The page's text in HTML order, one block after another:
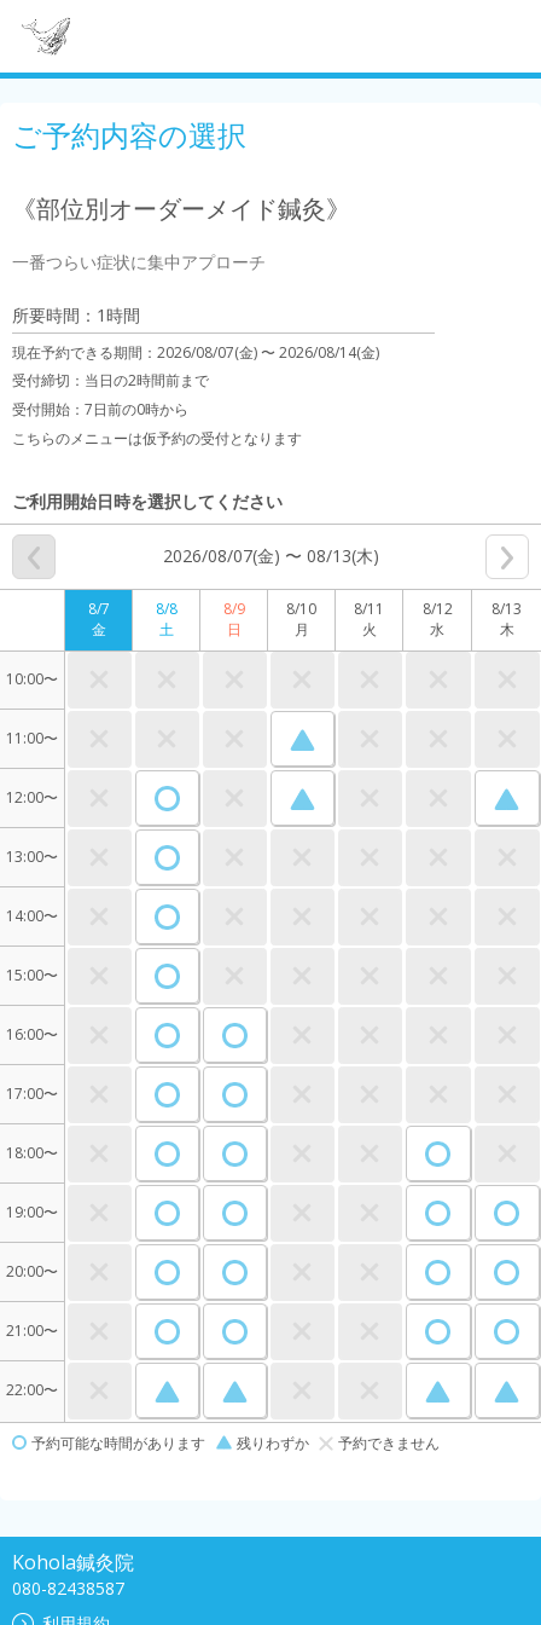
ご予約内容の選択
《部位別オーダーメイド鍼灸》
一番つらい症状に集中アプローチ
所要時間：1時間
現在予約できる期間： 2026/08/07(金) 〜2026/08/14(金)
受付締切： 当日の2時間前まで
受付開始： 7日前の0時から
こちらのメニューは仮予約の受付となります
ご利用開始日時を選択してください
2026/08/07(金) 〜 08/13(木)
8/7
金
8/8
土
8/9
日
8/10
月
8/11
火
8/12
水
8/13
木
10:00〜
11:00〜
12:00〜
13:00〜
14:00〜
15:00〜
16:00〜
17:00〜
18:00〜
19:00〜
20:00〜
21:00〜
22:00〜
予約可能な時間があります 残りわずか 予約できません
Kohola鍼灸院
080-82438587